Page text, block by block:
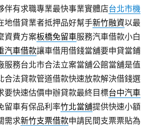
伴有求職專業最快事業實體店台北市機
地借貸業者抵押品好幫手新竹融資以最
資費方案板橋免留車服務汽車借款小白
汽車借款讓車借用借錢當舖要申貸當鋪
服務台北市合法立案當舖公館當舖是值
合法貸款管道借款快速放款解決借錢選
要快速估價申辦貸款最終目標台中汽車
留車有保品利率竹北當舖提供快速小額
需求新竹支票借款申請民間支票票貼為